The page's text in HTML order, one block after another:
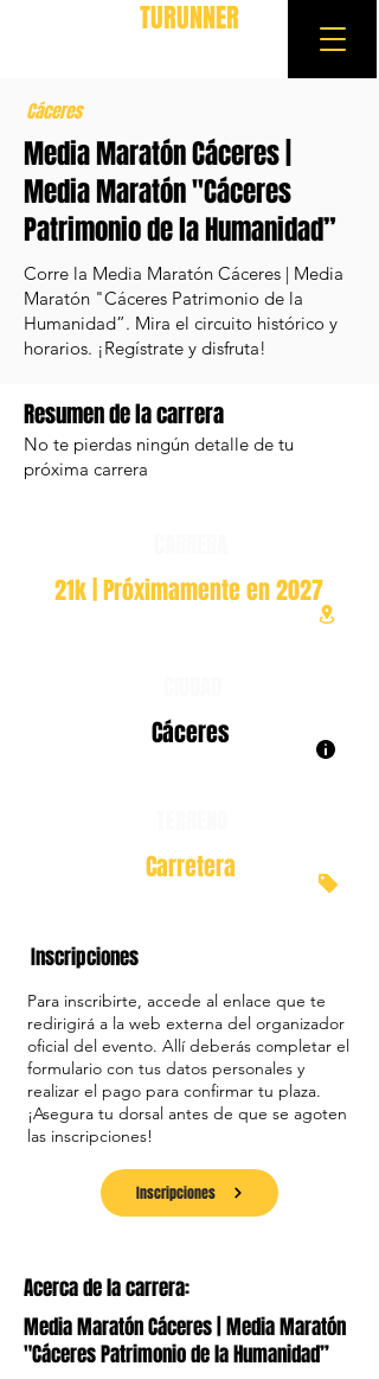
TURUNNER
Cáceres
Media Maratón Cáceres |
Media Maratón "Cáceres
Patrimonio de la Humanidad”
Corre la Media Maratón Cáceres | Media
Maratón "Cáceres Patrimonio de la
Humanidad”. Mira el circuito histórico y
horarios. ¡Regístrate y disfruta!
Resumen de la carrera
No te pierdas ningún detalle de tu
próxima carrera
21k | Próximamente en 2027
Cáceres
Carretera
Inscripciones
Para inscribirte, accede al enlace que te
redirigirá a la web externa del organizador
oficial del evento. Allí deberás completar el
formulario con tus datos personales y
realizar el pago para confirmar tu plaza.
¡Asegura tu dorsal antes de que se agoten
las inscripciones!
Inscripciones
Acerca de la carrera:
Media Maratón Cáceres | Media Maratón
"Cáceres Patrimonio de la Humanidad”